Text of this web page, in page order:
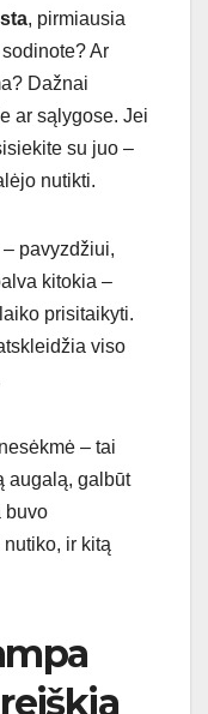
, pirmiausia
Ar
Dažnai
ar sąlygose. Jei
su juo –
nutikti.
– pavyzdžiui,
kitokia –
prisitaikyti.
viso
– tai
augalą, galbūt
buvo
ir kitą